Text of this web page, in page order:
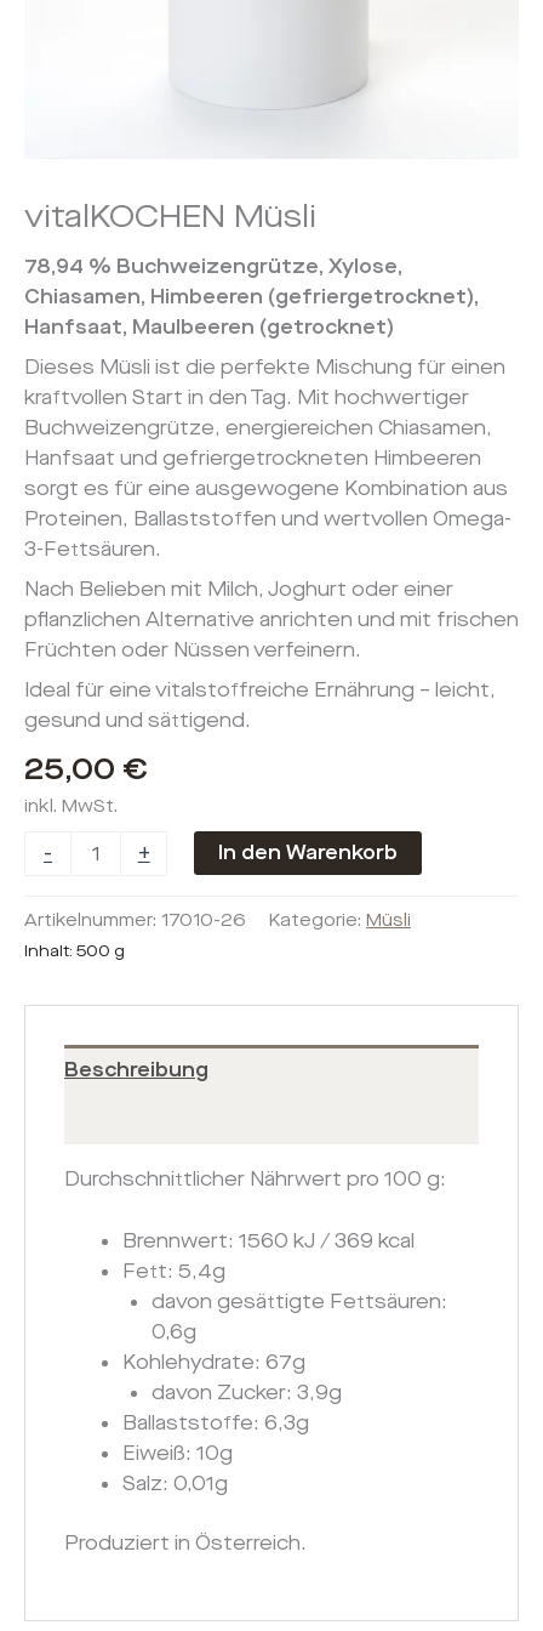
vitalKOCHEN Müsli
78,94 % Buchweizengrütze, Xylose,
Chiasamen, Himbeeren (gefriergetrocknet),
Hanfsaat, Maulbeeren (getrocknet)
Dieses Müsli ist die perfekte Mischung für einen
kraftvollen Start in den Tag. Mit hochwertiger
Buchweizengrütze, energiereichen Chiasamen,
Hanfsaat und gefriergetrockneten Himbeeren
sorgt es für eine ausgewogene Kombination aus
Proteinen, Ballaststoffen und wertvollen Omega-
3-Fettsäuren.
Nach Belieben mit Milch, Joghurt oder einer
pflanzlichen Alternative anrichten und mit frischen
Früchten oder Nüssen verfeinern.
Ideal für eine vitalstoffreiche Ernährung – leicht,
gesund und sättigend.
25,00 €
inkl. MwSt.
- + In den Warenkorb
Artikelnummer: 17010-26 Kategorie: Müsli
Inhalt: 500 g
Beschreibung
Durchschnittlicher Nährwert pro 100 g:
Brennwert: 1560 kJ / 369 kcal
Fett: 5,4g
davon gesättigte Fettsäuren:
0,6g
Kohlehydrate: 67g
davon Zucker: 3,9g
Ballaststoffe: 6,3g
Eiweiß: 10g
Salz: 0,01g
Produziert in Österreich.